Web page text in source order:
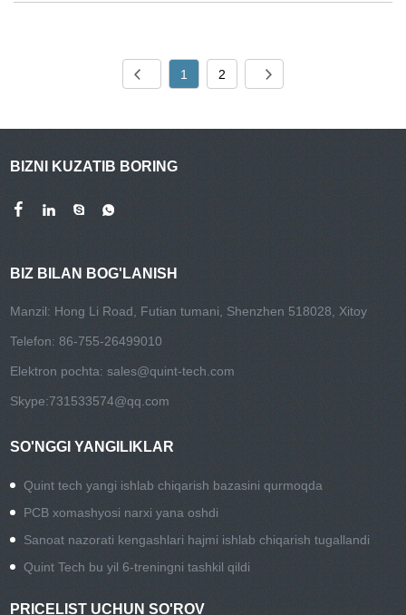
1 2
BIZNI KUZATIB BORING
BIZ BILAN BOG'LANISH
Manzil: Hong Li Road, Futian tumani, Shenzhen 518028, Xitoy
Telefon: 86-755-26499010
Elektron pochta:sales@quint-tech.com
Skype:731533574@qq.com
SO'NGGI YANGILIKLAR
Quint tech yangi ishlab chiqarish bazasini qurmoqda
PCB xomashyosi narxi yana oshdi
Sanoat nazorati kengashlari hajmi ishlab chiqarish tugallandi
Quint Tech bu yil 6-treningni tashkil qildi
PRICELIST UCHUN SO'ROV